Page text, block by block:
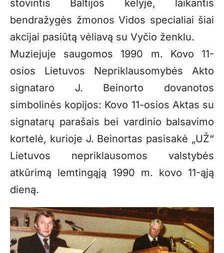
stovintis Baltijos kelyje, laikantis
bendražygės žmonos Vidos specialiai šiai
akcijai pasiūtą vėliavą su Vyčio ženklu.
Muziejuje saugomos 1990 m. Kovo 11-
osios Lietuvos Nepriklausomybės Akto
signataro J. Beinorto dovanotos
simbolinės kopijos: Kovo 11-osios Aktas su
signatarų parašais bei vardinio balsavimo
kortelė, kurioje J. Beinortas pasisakė „UŽ“
Lietuvos nepriklausomos valstybės
atkūrimą lemtingąją 1990 m. kovo 11-ąją
dieną.